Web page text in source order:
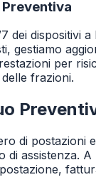
dei dispositivi
gestiamo
per
frazioni.
di postazioni
di assistenza. A